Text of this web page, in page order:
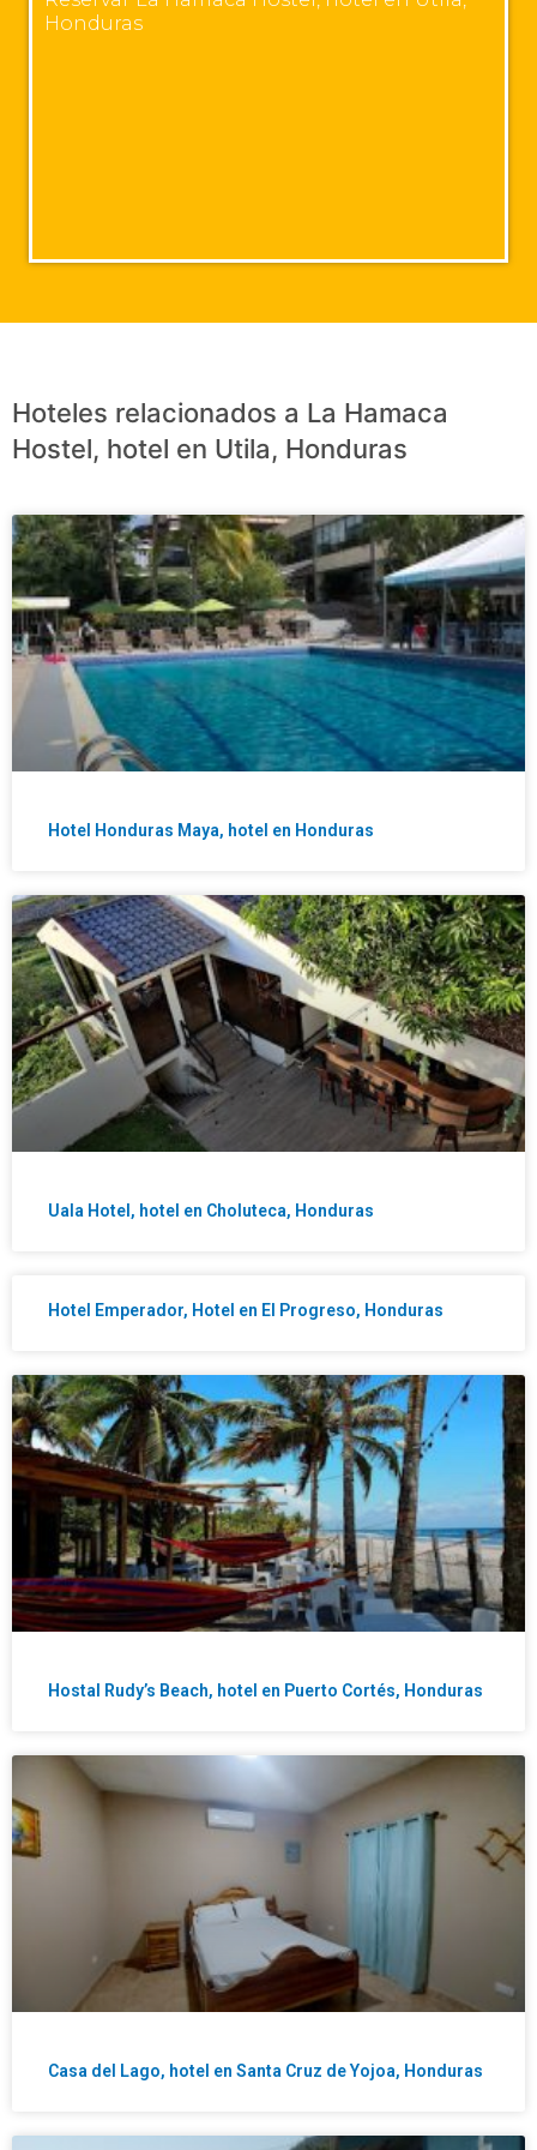
Honduras
Hoteles relacionados a La Hamaca
Hostel, hotel en Utila, Honduras
Hotel Honduras Maya, hotel en Honduras
Uala Hotel, hotel en Choluteca, Honduras
Hotel Emperador, Hotel en El Progreso, Honduras
Hostal Rudy’s Beach, hotel en Puerto Cortés, Honduras
Casa del Lago, hotel en Santa Cruz de Yojoa, Honduras